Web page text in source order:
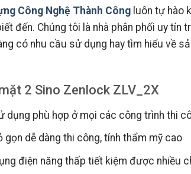
Công Nghệ Thành Công luôn tự hào
đến. Chúng tôi là nhà phân phối uy
có nhu cầu sử dụng hay tìm hiểu về
2 Sino Zenlock ZLV_2X
dụng phù hợp ở mọi các công trình thi
gọn dễ dàng thi công, tính thẩm mỹ cao
điện năng thấp tiết kiệm được nhiều